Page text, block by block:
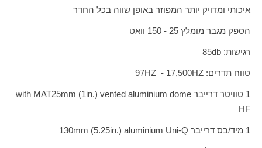
איכותי ומדויק יותר המפוזר באופן שווה בכל החדר
הספק מגבר מומלץ 25 - 150 וואט
רגישות: db
85
טווח תדרים: HZ
17,500 -
HZ
97
1 טוויטר דרייבר 25mm (1in.) vented aluminium dome
with MAT
HF
1 מיד/בס דרייבר 130mm (5.25in.) aluminium Uni-Q